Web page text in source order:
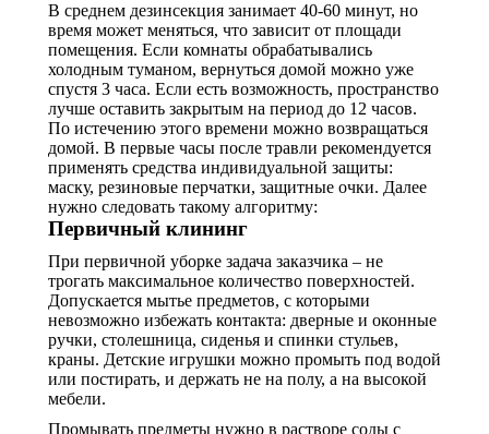
В среднем дезинсекция занимает 40-60 минут, но
время может меняться, что зависит от площади
помещения. Если комнаты обрабатывались
холодным туманом, вернуться домой можно уже
спустя 3 часа. Если есть возможность, пространство
лучше оставить закрытым на период до 12 часов.
По истечению этого времени можно возвращаться
домой. В первые часы после травли рекомендуется
применять средства индивидуальной защиты:
маску, резиновые перчатки, защитные очки. Далее
нужно следовать такому алгоритму:
Первичный клининг
При первичной уборке задача заказчика – не
трогать максимальное количество поверхностей.
Допускается мытье предметов, с которыми
невозможно избежать контакта: дверные и оконные
ручки, столешница, сиденья и спинки стульев,
краны. Детские игрушки можно промыть под водой
или постирать, и держать не на полу, а на высокой
мебели.
Промывать предметы нужно в растворе соды с